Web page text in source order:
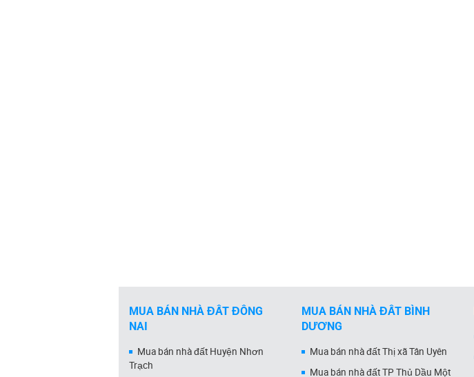
MUA BÁN NHÀ ĐẤT ĐỒNG
NAI
Mua bán nhà đất Huyện Nhơn
Trạch
MUA BÁN NHÀ ĐẤT BÌNH
DƯƠNG
Mua bán nhà đất Thị xã Tân Uyên
Mua bán nhà đất TP Thủ Dầu Một